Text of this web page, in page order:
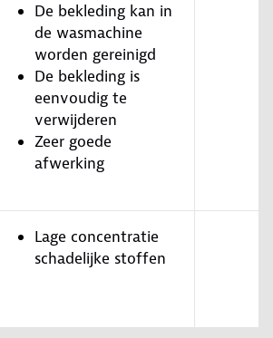
De bekleding kan in
de wasmachine
worden gereinigd
De bekleding is
eenvoudig te
verwijderen
Zeer goede
afwerking
Lage concentratie
schadelijke stoffen